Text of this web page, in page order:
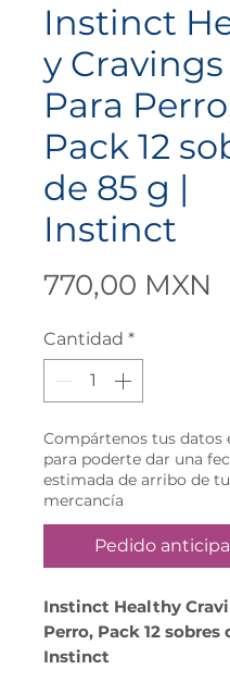
Instinct
y Cravings
Para
Pack 12
de 85 g |
Instinct
770,00 MXN
Cantidad *
Compártenos tus datos
para poderte dar una
estimada de arribo de tu
mercancía
Pedido
Instinct Healthy
Perro, Pack 12 sobres
Instinct